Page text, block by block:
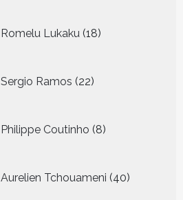
Romelu Lukaku 18
producten
Sergio Ramos 22
producten
Philippe Coutinho 8
producten
Aurelien Tchouameni 40
producten